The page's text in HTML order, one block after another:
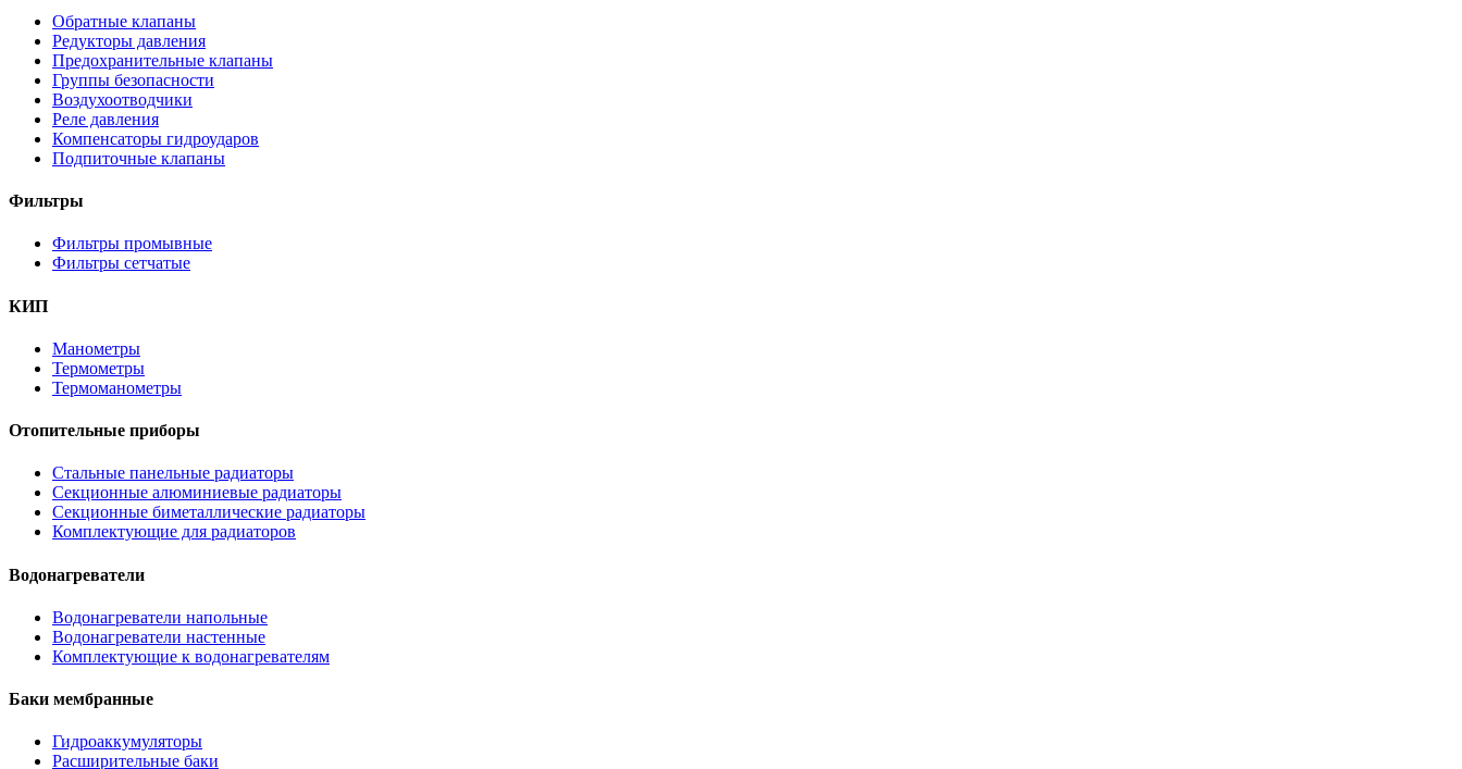
Обратные клапаны
Редукторы давления
Предохранительные клапаны
Группы безопасности
Воздухоотводчики
Реле давления
Компенсаторы гидроударов
Подпиточные клапаны
Фильтры
Фильтры промывные
Фильтры сетчатые
КИП
Манометры
Термометры
Термоманометры
Отопительные приборы
Стальные панельные радиаторы
Секционные алюминиевые радиаторы
Секционные биметаллические радиаторы
Комплектующие для радиаторов
Водонагреватели
Водонагреватели напольные
Водонагреватели настенные
Комплектующие к водонагревателям
Баки мембранные
Гидроаккумуляторы
Расширительные баки